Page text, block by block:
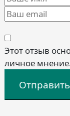
Этот отзыв
личное